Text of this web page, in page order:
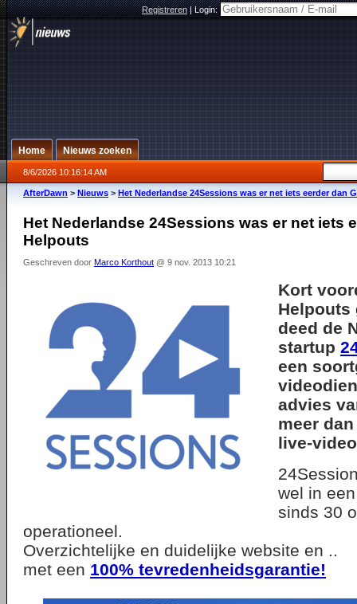
Registreren|Login:
Home Nieuws zoeken
8/6/2026 10:16:14 AM
AfterDawn > Nieuws > Het Nederlandse 24Sessions was er net iets eerder dan
Het Nederlandse 24Sessions was er net iets
Helpouts
Geschreven door Marco Korthout @ 9 nov. 2013 10:21
Kort
Helpouts
deed de
startup
een
advies
meer
live-
wel in
sinds 30
operationeel.
Overzichtelijke en duidelijke website en ..
met een 100% tevredenheidsgarantie!